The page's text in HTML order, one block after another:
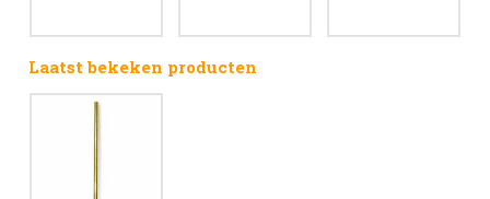
Laatst bekeken producten